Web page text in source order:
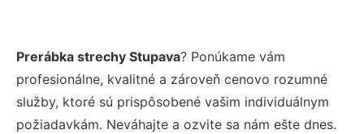
Prerábka strechy Stupava? Ponúkame vám
profesionálne, kvalitné a zároveň cenovo rozumné
služby, ktoré sú prispôsobené vašim individuálnym
požiadavkám. Neváhajte a ozvite sa nám ešte dnes.